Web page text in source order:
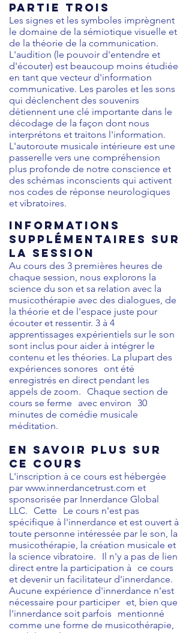
PARTIE TROIS
Les signes et les symboles imprègnent
le domaine de la sémiotique visuelle et
de la théorie de la communication.
L'audition (le pouvoir d'entendre et
d'écouter) est beaucoup moins étudiée
en tant que vecteur d'information
communicative. Les paroles et les sons
qui déclenchent des souvenirs
détiennent une clé importante dans le
décodage de la façon dont nous
interprétons et traitons l'information.
L'autoroute musicale intérieure est une
passerelle vers une compréhension
plus profonde de notre conscience et
des schémas inconscients qui activent
nos codes de réponse neurologiques
et vibratoires.
Informations
supplémentaires sur
la session
Au cours des 3 premières heures de
chaque session, nous explorons la
science du son et sa relation avec la
musicothérapie avec des dialogues, de
la théorie et de l'espace juste pour
écouter et ressentir. 3 à 4
apprentissages expérientiels sur le son
sont inclus pour aider à intégrer le
contenu et les théories. La plupart des
expériences sonores ont été
enregistrés en direct pendant les
appels de zoom. Chaque section de
cours se ferme
avec environ
30
minutes de comédie musicale
méditation.
En savoir plus sur
ce cours
L'inscription à ce cours est hébergée
par www.innerdancetrust.com et
sponsorisée par Innerdance Global
LLC. Cette
Le cours n'est pas
spécifique à l'innerdance et est ouvert à
toute personne intéressée par le son, la
musicothérapie, la création musicale et
la science vibratoire.
Il n'y a pas de lien
direct entre la participation à ce cours
et devenir un facilitateur d'innerdance.
Aucune expérience d'innerdance n'est
nécessaire pour participer et, bien que
l'innerdance soit parfois
mentionné
comme une forme de musicothérapie,